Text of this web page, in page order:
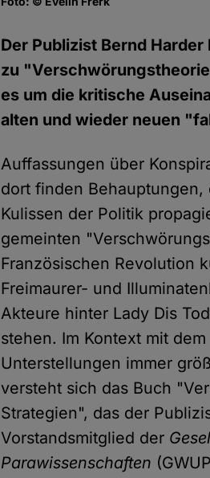
Der Publizist Bernd
zu
es um die kritische
alten und wieder neuen
Auffassungen über
dort finden
Kulissen der Politik
gemeinten
Französischen Revolution
Freimaurer- und
Akteure hinter Lady Dis
stehen. Im Kontext mit
Unterstellungen immer
versteht sich das Buch
Strategien", das der
Vorstandsmitglied der
Parawissenschaften